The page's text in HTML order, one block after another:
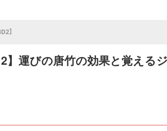
】
】運びの唐竹の効果と覚える